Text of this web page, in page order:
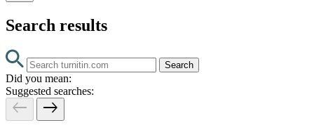
Search results
Search
Did you mean:
Suggested searches:
west east